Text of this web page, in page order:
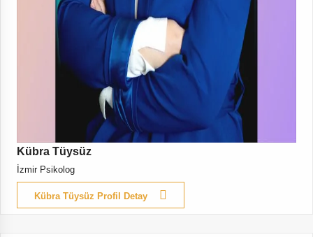
Kübra Tüysüz
İzmir Psikolog
Kübra Tüysüz Profil Detay